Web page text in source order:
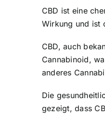
CBD ist eine
Wirkung und ist
CBD, auch
Cannabinoid,
anderes
Die
gezeigt, dass